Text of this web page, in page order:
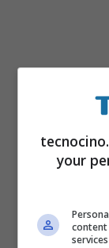
Secondo
rese
visto che
popolare
your
content